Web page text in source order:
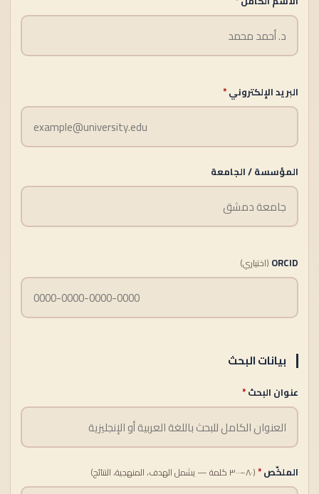
البريد الإلكتروني*
المؤسسة / الجامعة
ORCID (اختياري)
بيانات البحث
عنوان البحث*
الملخّص*(٨٠–٣٠٠ كلمة — يشمل الهدف، المنهجية، النتائج)